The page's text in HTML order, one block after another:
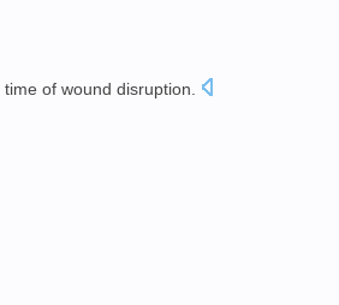
time of wound disruption